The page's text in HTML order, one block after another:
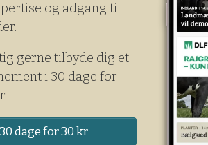
og adgang til
gerne tilbyde dig et
i 30 dage for
dage for 30 kr